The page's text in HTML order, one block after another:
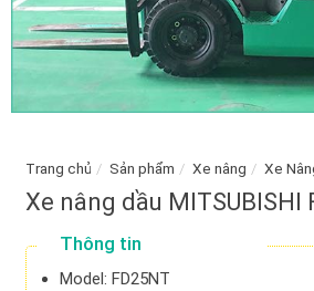
Trang chủ / Sản phẩm / Xe nâng / Xe
Xe nâng dầu MITSUBISHI
Thông tin
Model: FD25NT